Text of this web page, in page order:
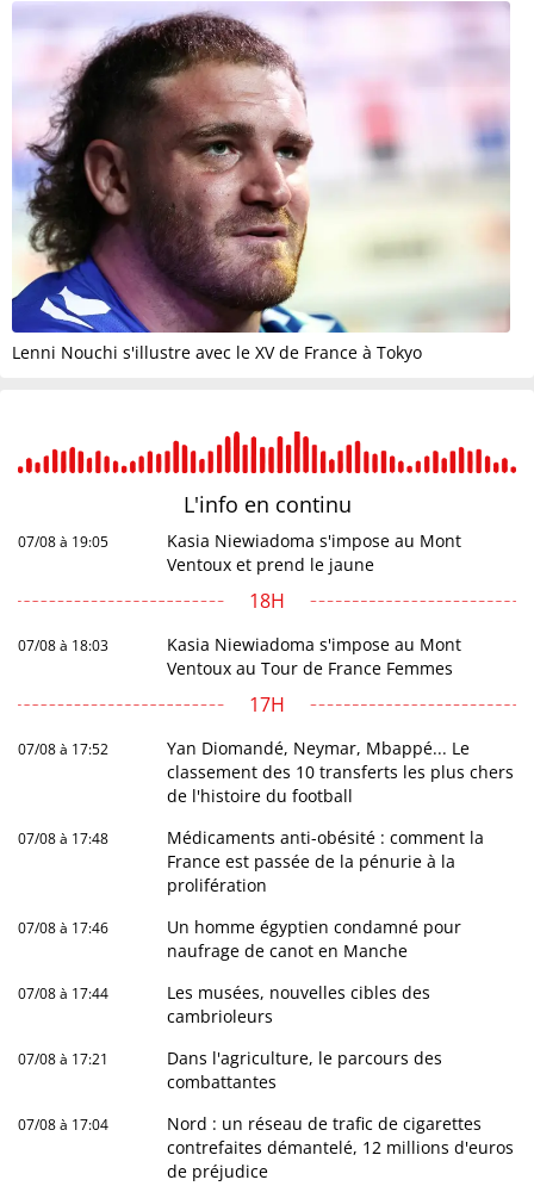
Lenni Nouchi s'illustre avec le XV de France à Tokyo
L'info en continu
07/08 à 19:05
Kasia Niewiadoma s'impose au Mont
Ventoux et prend le jaune
18H
07/08 à 18:03
Kasia Niewiadoma s'impose au Mont
Ventoux au Tour de France Femmes
17H
07/08 à 17:52
Yan Diomandé, Neymar, Mbappé... Le
classement des 10 transferts les plus chers
de l'histoire du football
07/08 à 17:48
Médicaments anti-obésité : comment la
France est passée de la pénurie à la
prolifération
07/08 à 17:46
Un homme égyptien condamné pour
naufrage de canot en Manche
07/08 à 17:44
Les musées, nouvelles cibles des
cambrioleurs
07/08 à 17:21
Dans l'agriculture, le parcours des
combattantes
07/08 à 17:04
Nord : un réseau de trafic de cigarettes
contrefaites démantelé, 12 millions d'euros
de préjudice